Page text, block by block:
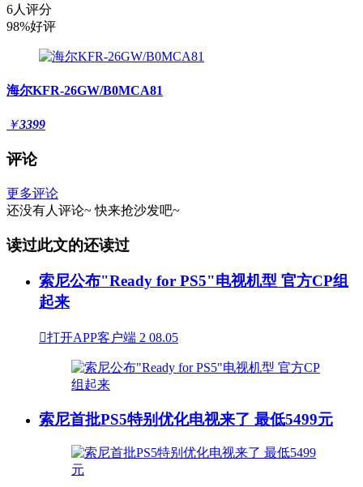
6人评分
98%好评
海尔KFR-26GW/B0MCA81
￥3399
评论
更多评论
还没有人评论~ 快来抢沙发吧~
读过此文的还读过
索尼公布"Ready for PS5"电视机型 官方CP组
起来
打开APP客户端 2 08.05
索尼首批PS5特别优化电视来了 最低5499元